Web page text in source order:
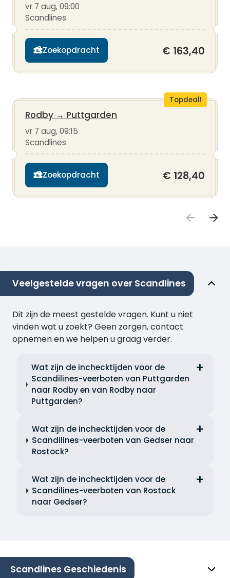
vr 7 aug, 09:00
Scandlines
Zoekopdracht € 163,40
Topdeal!
Rodby → Puttgarden
vr 7 aug, 09:15
Scandlines
Zoekopdracht € 128,40
Veelgestelde vragen over Scandlines
Dit zijn de meest gestelde vragen. Kunt u niet
vinden wat u zoekt? Geen zorgen, contact
opnemen en we helpen u graag verder.
Wat zijn de inchecktijden voor de
Scandilines-veerboten van Puttgarden
naar Rodby en van Rodby naar
Puttgarden?
Wat zijn de inchecktijden voor de
Scandilines-veerboten van Gedser naar
Rostock?
Wat zijn de inchecktijden voor de
Scandilines-veerboten van Rostock
naar Gedser?
Scandlines Geschiedenis